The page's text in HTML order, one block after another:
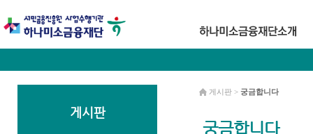
게시판
궁금합니다
게시판 > 궁금합니다